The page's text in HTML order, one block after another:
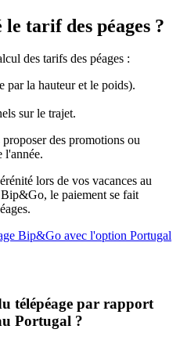
tarif des péages ?
des tarifs des péages :
par la hauteur et le poids).
sur le trajet.
des promotions ou
l'année.
lors de vos vacances au
le paiement se fait
Bip&Go avec l'option Portugal
télépéage par rapport
Portugal ?